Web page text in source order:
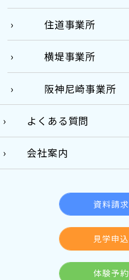
住道事業所
横堤事業所
阪神尼崎事業所
よくある質問
会社案内
資料請求
見学申込
体験予約